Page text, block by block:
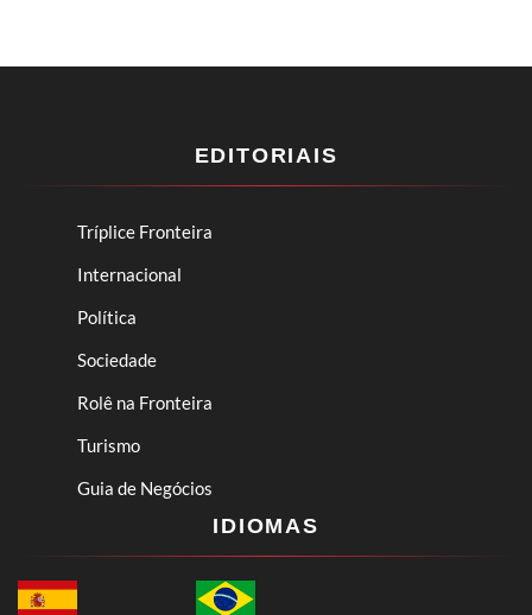
EDITORIAIS
Tríplice Fronteira
Internacional
Política
Sociedade
Rolê na Fronteira
Turismo
Guia de Negócios
IDIOMAS